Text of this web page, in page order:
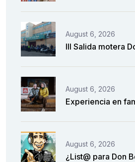
August 6, 2026
III Salida motera
August 6, 2026
Experiencia en
August 6, 2026
¿List@ para Don